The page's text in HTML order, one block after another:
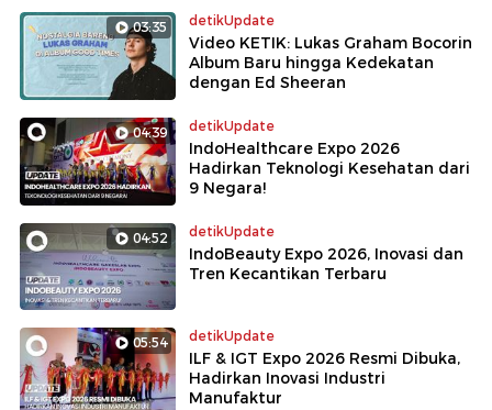
03:35 detikUpdate
Video KETIK: Lukas Graham Bocorin
Album Baru hingga Kedekatan
dengan Ed Sheeran
04:39 detikUpdate
IndoHealthcare Expo 2026
Hadirkan Teknologi Kesehatan dari
9 Negara!
04:52 detikUpdate
IndoBeauty Expo 2026, Inovasi dan
Tren Kecantikan Terbaru
05:54 detikUpdate
ILF & IGT Expo 2026 Resmi Dibuka,
Hadirkan Inovasi Industri
Manufaktur